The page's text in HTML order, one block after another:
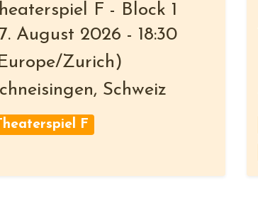
F - Block 1
August 2026 - 18:30
Zurich )
, Schweiz
F